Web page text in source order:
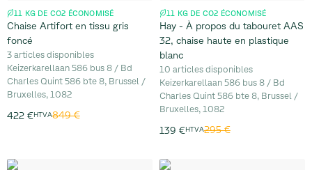
11 KG DE CO2 ÉCONOMISÉ
Chaise Artifort en tissu gris
foncé
3 articles disponibles
Keizerkarellaan 586 bus 8 / Bd
Charles Quint 586 bte 8, Brussel /
Bruxelles, 1082
422 €HTVA849 €
11 KG DE CO2 ÉCONOMISÉ
Hay - À propos du tabouret AAS
32, chaise haute en plastique
blanc
10 articles disponibles
Keizerkarellaan 586 bus 8 / Bd
Charles Quint 586 bte 8, Brussel /
Bruxelles, 1082
139 €HTVA295 €